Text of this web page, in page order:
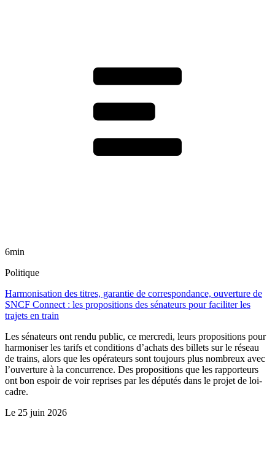
6min
Politique
Harmonisation des titres, garantie de correspondance, ouverture de
SNCF Connect : les propositions des sénateurs pour faciliter les
trajets en train
Les sénateurs ont rendu public, ce mercredi, leurs propositions pour
harmoniser les tarifs et conditions d’achats des billets sur le réseau
de trains, alors que les opérateurs sont toujours plus nombreux avec
l’ouverture à la concurrence. Des propositions que les rapporteurs
ont bon espoir de voir reprises par les députés dans le projet de loi-
cadre.
Le 25 juin 2026